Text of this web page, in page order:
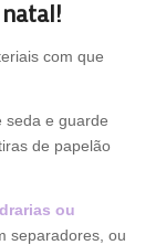
com que
seda e guarde
de papelão
ou
separadores, ou